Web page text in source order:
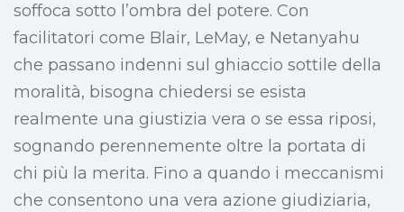
soffoca sotto l’ombra del potere. Con
facilitatori come Blair, LeMay, e Netanyahu
che passano indenni sul ghiaccio sottile della
moralità, bisogna chiedersi se esista
realmente una giustizia vera o se essa riposi,
sognando perennemente oltre la portata di
chi più la merita. Fino a quando i meccanismi
che consentono una vera azione giudiziaria,